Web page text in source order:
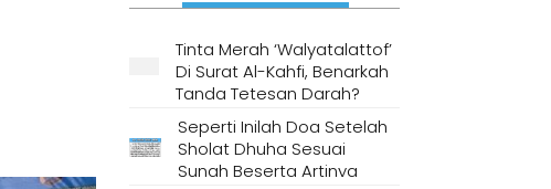
Tinta Merah ‘Walyatalattof’
Di Surat Al-Kahfi, Benarkah
Tanda Tetesan Darah?
Seperti Inilah Doa Setelah
Sholat Dhuha Sesuai
Sunah Beserta Artinya